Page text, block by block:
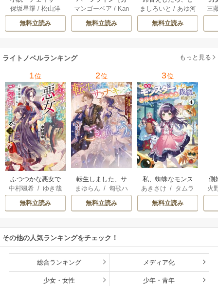
ゲームW 13巻
保坂星耀 /松山洋
無料立読み
冊版] 56巻
マンゴーベア / Kan
apy/加藤智子
無料立読み
うやら後ろの男が
俺のこと好きらし
い 2巻
ましろいと / あゆ河
無料立読み
で
三
ライトノベルランキング もっと見る
1位
ふつつかな悪女で
はございますが
中村颯希 / ゆき哉
無料立読み
2位
転生しました、サ
ラナ・キンジェで
す。ごきげんよ
う。
まゆらん /匈歌ハ
トリ
無料立読み
3位
私、蜘蛛なモンス
ターをテイムした
ので、スパイダー
シルクで裁縫を頑
あきさけ / タムラ
ヨウ
無料立読み
側
火
その他の人気ランキングをチェック！
総合ランキング メディア化
少女・女性 少年・青年